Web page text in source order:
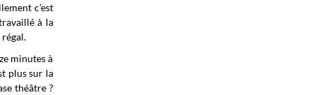
c’est
à la
régal.
minutes à
plus sur la
théâtre ?